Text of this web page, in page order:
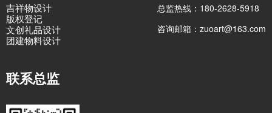
吉祥物设计
版权登记
文创礼品设计
团建物料设计
总监热线：180-2628-5918
咨询邮箱：zuoart@163.com
联系总监